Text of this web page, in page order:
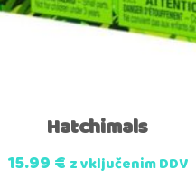
Hatchimals
15.99€ z vključenim DDV